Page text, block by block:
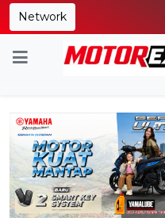
Network